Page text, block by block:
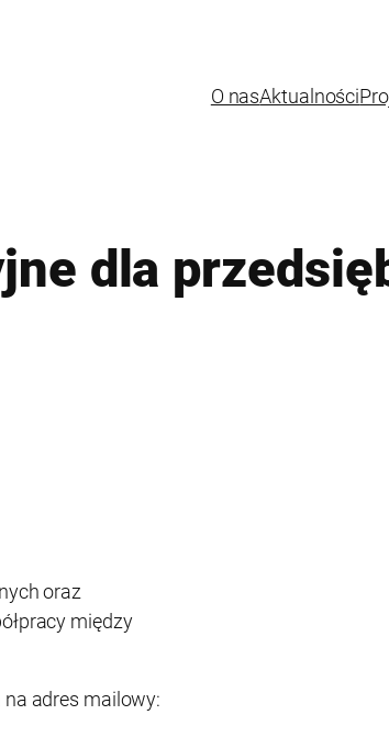
O nasAktualności
dla
oraz
między
adres mailowy: